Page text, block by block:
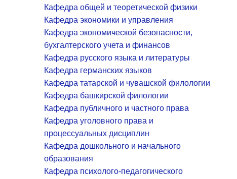
Кафедра общей и теоретической физики
Кафедра экономики и управления
Кафедра экономической безопасности,
бухгалтерского учета и финансов
Кафедра русского языка и литературы
Кафедра германских языков
Кафедра татарской и чувашской филологии
Кафедра башкирской филологии
Кафедра публичного и частного права
Кафедра уголовного права и
процессуальных дисциплин
Кафедра дошкольного и начального
образования
Кафедра психолого-педагогического